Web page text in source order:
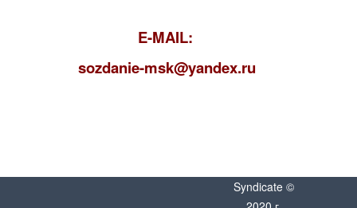
E-MAIL:
sozdanie-msk@yandex.ru
Syndicate ©